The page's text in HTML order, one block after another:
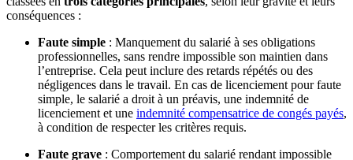
conséquences :
Faute simple : Manquement du salarié à ses obligations
professionnelles, sans rendre impossible son maintien dans
l’entreprise. Cela peut inclure des retards répétés ou des
négligences dans le travail. En cas de licenciement pour faute
simple, le salarié a droit à un préavis, une indemnité de
licenciement et une indemnité compensatrice de congés payés,
à condition de respecter les critères requis.
Faute grave : Comportement du salarié rendant impossible